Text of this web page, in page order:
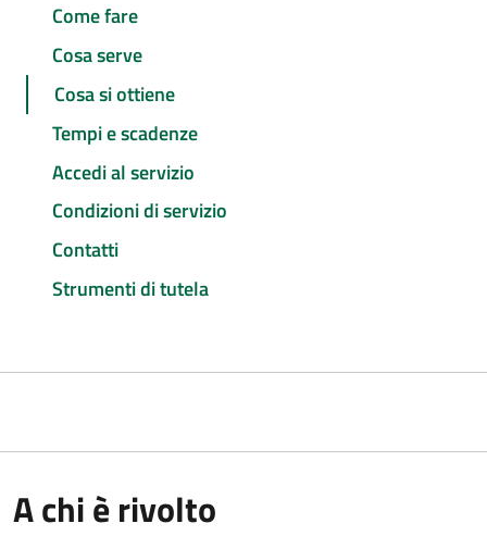
Come fare
Cosa serve
Cosa si ottiene
Tempi e scadenze
Accedi al servizio
Condizioni di servizio
Contatti
Strumenti di tutela
A chi è rivolto